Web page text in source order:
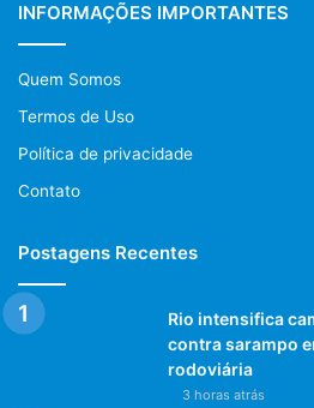
INFORMAÇÕES IMPORTANTES
Quem Somos
Termos de Uso
Política de privacidade
Contato
Postagens Recentes
Rio intensifica
contra sarampo
rodoviária
3 horas atrás